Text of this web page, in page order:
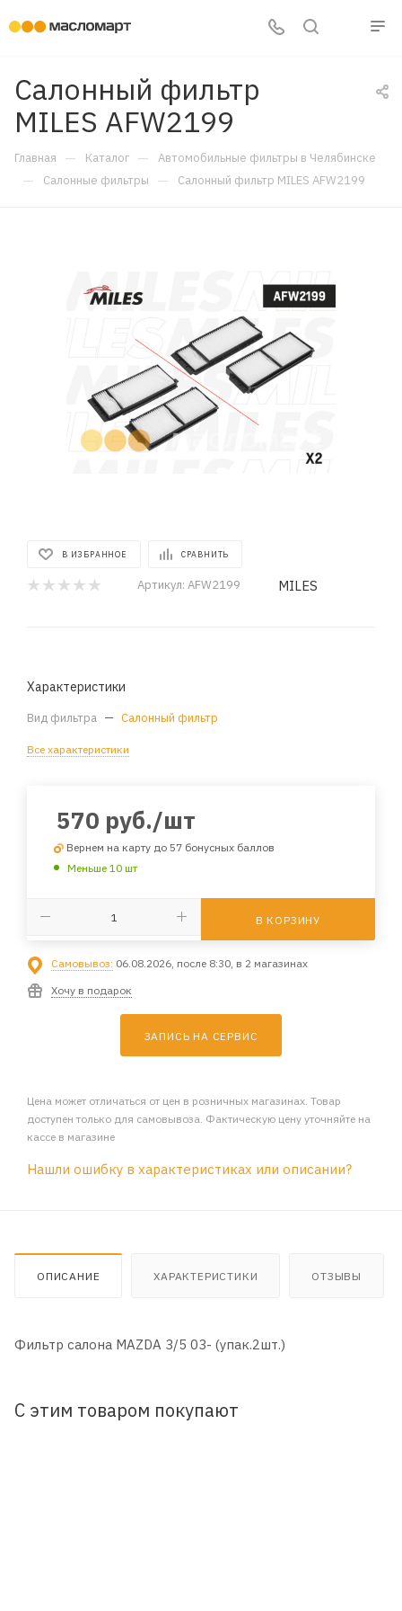
Салонный фильтр
MILES AFW2199
Главная — Каталог — Автомобильные фильтры в Челябинске
— Салонные фильтры — Салонный фильтр MILES AFW2199
В ИЗБРАННОЕ СРАВНИТЬ
Артикул: AFW2199 MILES
Характеристики
Вид фильтра — Салонный фильтр
Все характеристики
570 руб./шт
Вернем на карту до 57 бонусных баллов
Меньше 10 шт
В КОРЗИНУ
Самовывоз: 06.08.2026, после 8:30, в 2 магазинах
Хочу в подарок
ЗАПИСЬ НА СЕРВИС
Цена может отличаться от цен в розничных магазинах. Товар
доступен только для самовывоза. Фактическую цену уточняйте на
кассе в магазине
Нашли ошибку в характеристиках или описании?
ОПИСАНИЕ ХАРАКТЕРИСТИКИ ОТЗЫВЫ
Фильтр салона MAZDA 3/5 03- (упак.2шт.)
С этим товаром покупают